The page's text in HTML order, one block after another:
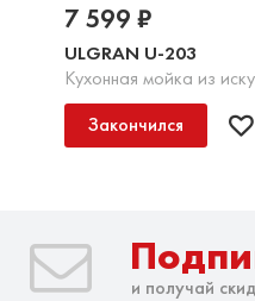
ULGRAN U-203
Кухонная мойка из
7 599 ₽
Закончился
и получай